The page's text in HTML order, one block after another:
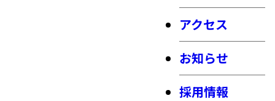
アクセス
お知らせ
採用情報